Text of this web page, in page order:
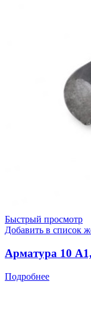
Быстрый просмотр
Добавить в список
Арматура 10
Подробнее